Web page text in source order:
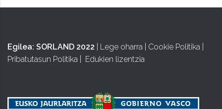
Egilea: SORLAND 2022 Lege oharra Cookie Politika
Pribatutasun Politika
Edukien lizentzia